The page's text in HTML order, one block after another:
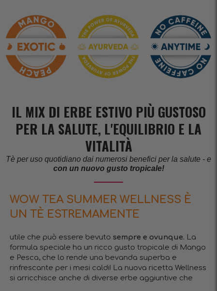
IL MIX DI ERBE ESTIVO PIÙ GUSTOSO
PER LA SALUTE, L'EQUILIBRIO E LA
VITALITÀ
Tè per uso quotidiano dai numerosi benefici per la salute - e
con un nuovo gusto tropicale!
WOW TEA SUMMER WELLNESS È
UN TÈ ESTREMAMENTE
utile che può essere bevuto sempre e ovunque. La
formula speciale ha un ricco gusto tropicale di Mango
e Pesca, che lo rende una bevanda superba e
rinfrescante per i mesi caldi! La nuova ricetta Wellness
si arricchisce anche di diverse erbe aggiuntive che